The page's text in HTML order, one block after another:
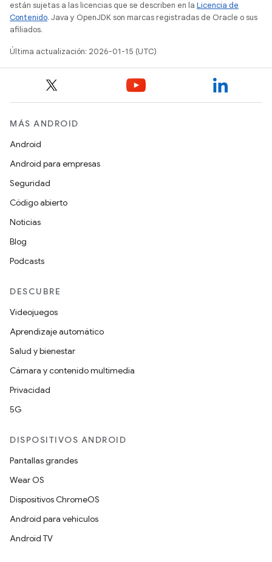
están sujetas a las licencias que se describen en la Licencia de
Contenido. Java y OpenJDK son marcas registradas de Oracle o sus
afiliados.
Última actualización: 2026-01-15 (UTC)
MÁS ANDROID
Android
Android para empresas
Seguridad
Código abierto
Noticias
Blog
Podcasts
DESCUBRE
Videojuegos
Aprendizaje automático
Salud y bienestar
Cámara y contenido multimedia
Privacidad
5G
DISPOSITIVOS ANDROID
Pantallas grandes
Wear OS
Dispositivos ChromeOS
Android para vehículos
Android TV